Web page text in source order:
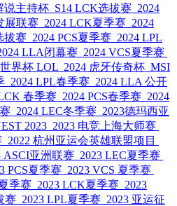
说主持杯 S14 LCK选拔赛 2024
展联赛 2024 LCK夏季赛 2024
拔赛 2024 PCS夏季赛 2024 LPL
LLA闭幕赛 2024 VCS夏季赛
界杯 LOL 2024 虎牙传奇杯 MSI
2024 LPL春季赛 2024 LLA 公开
春季赛 2024 PCS春季赛 2024
2024 LEC冬季赛 2023德玛西亚
2023 2023 电竞上海大师赛
2022 杭州亚运会英雄联盟项目
ASCI亚洲联赛 2023 LEC夏季赛
PCS夏季赛 2023 VCS 夏季赛
季赛 2023 LCK夏季赛 2023
赛 2023 LPL夏季赛 2023 亚运征